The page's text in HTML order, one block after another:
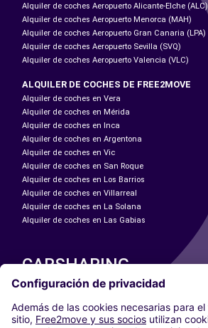
Alquiler de coches Aeropuerto Alicante-Elche (ALC)
Alquiler de coches Aeropuerto Menorca (MAH)
Alquiler de coches Aeropuerto Gran Canaria (LPA)
Alquiler de coches Aeropuerto Sevilla (SVQ)
Alquiler de coches Aeropuerto Valencia (VLC)
ALQUILER DE COCHES DE FREE2MOVE
Alquiler de coches en Vera
Alquiler de coches en Mérida
Alquiler de coches en Inca
Alquiler de coches en Argentona
Alquiler de coches en Vic
Alquiler de coches en San Roque
Alquiler de coches en Los Barrios
Alquiler de coches en Villarreal
Alquiler de coches en La Solana
Alquiler de coches en Las Gabias
CARSHARING
NUESTRAS CIUDADES
Paris
Madrid